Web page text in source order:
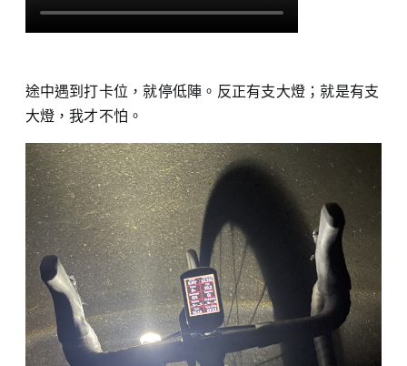
途中遇到打卡位，就停低陣。反正有支大燈；就是有支
大燈，我才不怕。